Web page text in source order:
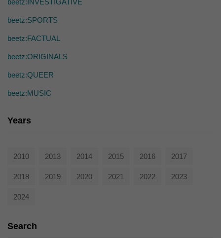
beetz:INVESTIGATIVE
beetz:SPORTS
beetz:FACTUAL
beetz:ORIGINALS
beetz:QUEER
beetz:MUSIC
Years
2010 2013 2014 2015 2016 2017
2018 2019 2020 2021 2022 2023
2024
Search
die einwandfreie Funktion der Website erforderlich.
Externe Medien (7)
Inhalte von Videoplattformen und Social-Media-Plattformen werden
standardmäßig blockiert. Wenn Cookies von externen Medien akzeptiert
mehr.